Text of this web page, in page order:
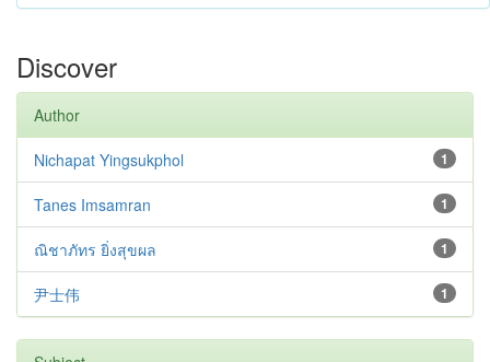
Discover
Author
1
Nichapat Yingsukphol
1
Tanes Imsamran
1
ณิชาภัทร ยิ่งสุขผล
1
尹士伟